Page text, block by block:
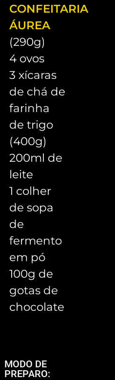
CONFEITARIA
ÁUREA
(290g)
4 ovos
3 xícaras
de chá de
farinha
de trigo
(400g)
200ml de
leite
1 colher
de sopa
de
fermento
em pó
100g de
gotas de
chocolate
MODO DE
PREPARO: